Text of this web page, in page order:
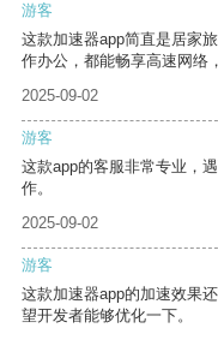
游客
这款加速器app简直是居家
作办公，都能畅享高速网络
2025-09-02
游客
这款app的客服非常专业，
作。
2025-09-02
游客
这款加速器app的加速效果
望开发者能够优化一下。